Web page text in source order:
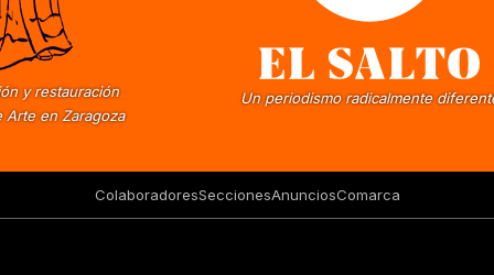
y restauración
Arte en Zaragoza
Un periodismo radicalmente
ColaboradoresSeccionesAnunciosComarca